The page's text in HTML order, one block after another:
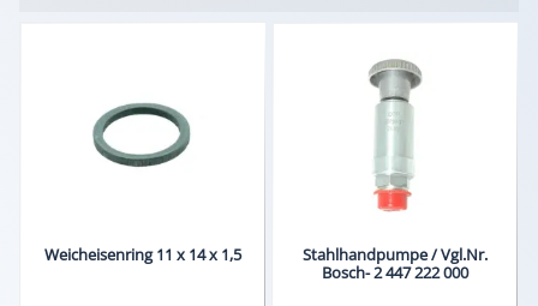
Weicheisenring 11 x 14 x 1,5
Stahlhandpumpe / Vgl.Nr.
Bosch- 2 447 222 000